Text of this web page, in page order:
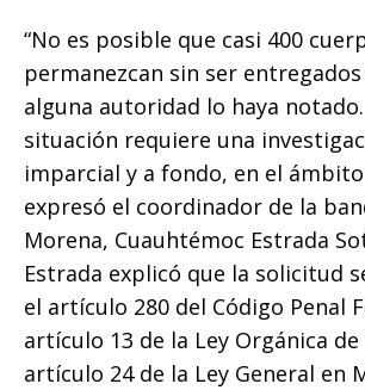
“No es posible que casi 400
permanezcan sin ser
alguna autoridad lo haya
situación requiere una
imparcial y a fondo, en el
expresó el coordinador de la
Morena, Cuauhtémoc Estrada
Estrada explicó que la solicitud
el artículo 280 del Código Penal
artículo 13 de la Ley Orgánica de
artículo 24 de la Ley General en